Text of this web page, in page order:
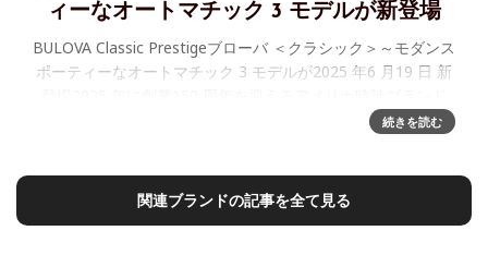
ィーなオートマチック 3 モデルが新登場
BULOVA Classic Prestigeブローバ ＜クラシック＞～モダンス
ポーティーなオートマチック 3 モデルが2025 年6 月19 日 新
続きを読む
関連ブランドの記事を全て見る